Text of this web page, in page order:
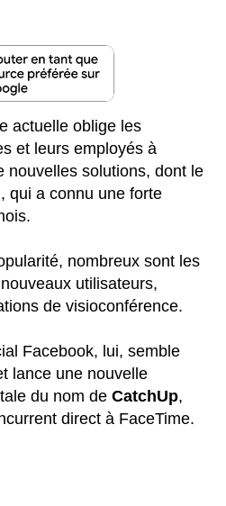
actuelle oblige les
et leurs employés à
nouvelles solutions, dont le
qui a connu une forte
nombreux sont les
utilisateurs,
de visioconférence.
Facebook, lui, semble
lance une nouvelle
du nom de CatchUp,
direct à FaceTime.